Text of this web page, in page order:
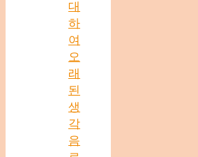
대
하
여
오
래
된
생
각
음